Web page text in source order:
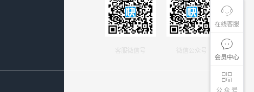
在线客服
会员中心
公 众 号
客服微信号